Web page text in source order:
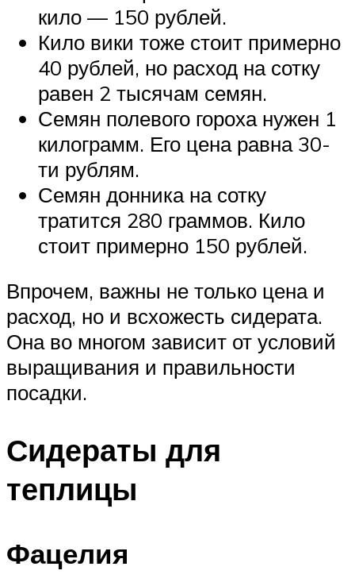
кило — 150 рублей.
Кило вики тоже стоит примерно
40 рублей, но расход на сотку
равен 2 тысячам семян.
Семян полевого гороха нужен 1
килограмм. Его цена равна 30-
ти рублям.
Семян донника на сотку
тратится 280 граммов. Кило
стоит примерно 150 рублей.
Впрочем, важны не только цена и
расход, но и всхожесть сидерата.
Она во многом зависит от условий
выращивания и правильности
посадки.
Сидераты для
теплицы
Фацелия